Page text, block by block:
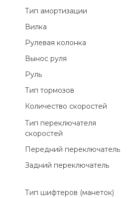
Тип амортизации
Вилка
Рулевая колонка
Вынос руля
Руль
Тип тормозов
Количество скоростей
Тип переключателя
скоростей
Передний переключатель
Задний переключатель
Тип шифтеров (манеток)